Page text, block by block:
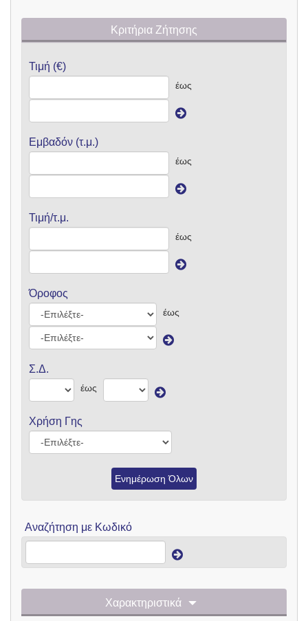
Κριτήρια Ζήτησης
Τιμή (€)
έως
Εμβαδόν (τ.μ.)
έως
Τιμή/τ.μ.
έως
Όροφος
έως
Σ.Δ.
έως
Χρήση Γης
Ενημέρωση Όλων
Αναζήτηση με Κωδικό
Χαρακτηριστικά